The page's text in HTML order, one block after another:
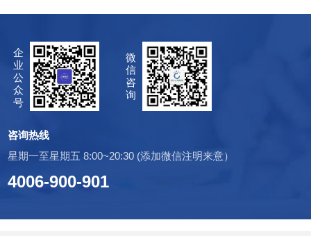
企
业
公
众
号
微
信
咨
询
咨询热线
星期一至星期五 8:00~20:30 (添加微信注明来意）
4006-900-901